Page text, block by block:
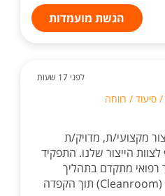
הגשת מועמדות
לפני 17 שעות
סיעוד / רווחה
מקצועי/ת, מדויק/ת
הייצור שלנו. התפקיד
רפואי מתקדם בתהליך
רב-שלבי, בסביבת חדר נקי (Cleanroom) תוך הקפדה